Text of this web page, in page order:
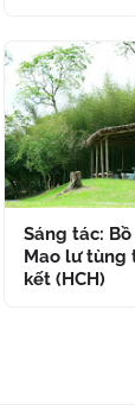
Sáng tác:
Mao lư tùng
kết (HCH)